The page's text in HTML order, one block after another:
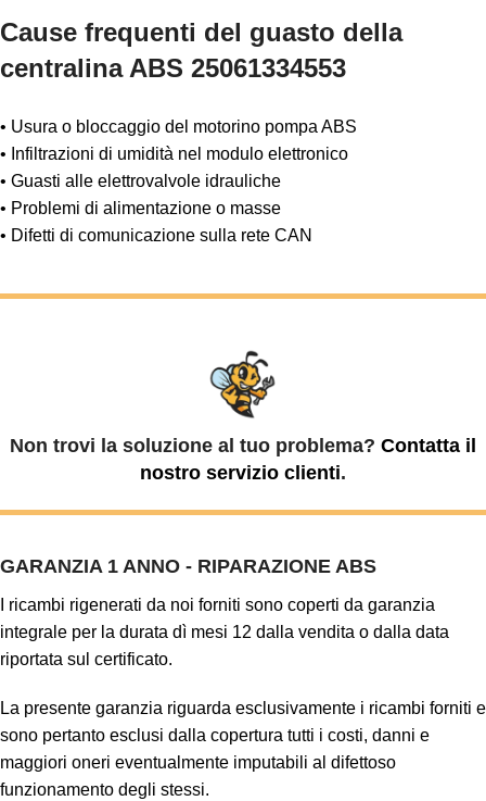
Cause frequenti del guasto della
centralina ABS 25061334553
• Usura o bloccaggio del motorino pompa ABS
• Infiltrazioni di umidità nel modulo elettronico
• Guasti alle elettrovalvole idrauliche
• Problemi di alimentazione o masse
• Difetti di comunicazione sulla rete CAN
Non trovi la soluzione al tuo problema? Contatta il
nostro servizio clienti.
GARANZIA 1 ANNO - RIPARAZIONE ABS
I ricambi rigenerati da noi forniti sono coperti da garanzia
integrale per la durata dì mesi 12 dalla vendita o dalla data
riportata sul certificato.
La presente garanzia riguarda esclusivamente i ricambi forniti e
sono pertanto esclusi dalla copertura tutti i costi, danni e
maggiori oneri eventualmente imputabili al difettoso
funzionamento degli stessi.